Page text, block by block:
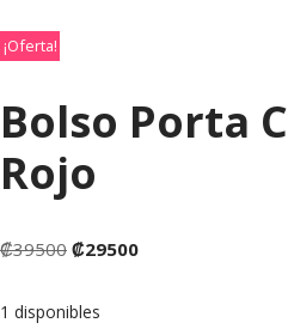
¡Oferta!
Bolso Porta
Rojo
₡39500 ₡29500
1 disponibles